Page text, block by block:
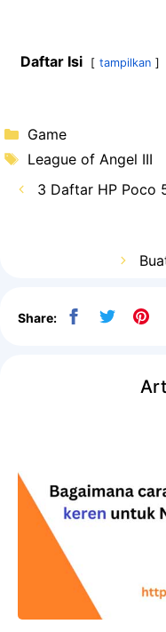
Daftar Isi tampilkan
Kategori
Game
Tag
League of Angel III
3 Daftar HP Poco
Share: